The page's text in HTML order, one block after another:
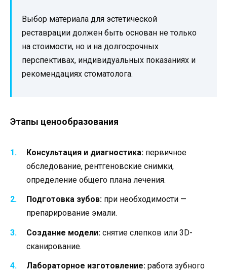
Выбор материала для эстетической
реставрации должен быть основан не только
на стоимости, но и на долгосрочных
перспективах, индивидуальных показаниях и
рекомендациях стоматолога.
Этапы ценообразования
Консультация и диагностика: первичное
обследование, рентгеновские снимки,
определение общего плана лечения.
Подготовка зубов: при необходимости —
препарирование эмали.
Создание модели: снятие слепков или 3D-
сканирование.
Лабораторное изготовление: работа зубного